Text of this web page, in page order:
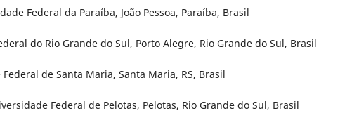
Federal da Paraíba, João Pessoa, Paraíba, Brasil
do Rio Grande do Sul, Porto Alegre, Rio Grande do Sul, Brasil
de Santa Maria, Santa Maria, RS, Brasil
Federal de Pelotas, Pelotas, Rio Grande do Sul, Brasil